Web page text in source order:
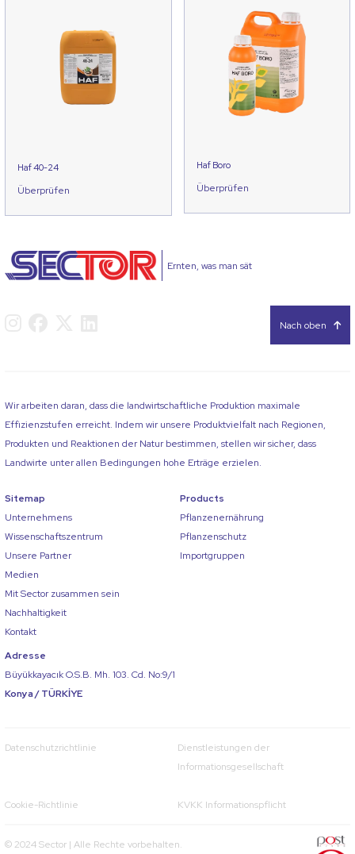
Haf 40-24
Überprüfen
Haf Boro
Überprüfen
Ernten, was man sät
Nach oben
Wir arbeiten daran, dass die landwirtschaftliche Produktion maximale
Effizienzstufen erreicht. Indem wir unsere Produktvielfalt nach Regionen,
Produkten und Reaktionen der Natur bestimmen, stellen wir sicher, dass
Landwirte unter allen Bedingungen hohe Erträge erzielen.
Sitemap
Unternehmens
Wissenschaftszentrum
Unsere Partner
Medien
Mit Sector zusammen sein
Nachhaltigkeit
Kontakt
Products
Pflanzenernährung
Pflanzenschutz
Importgruppen
Adresse
Büyükkayacık O.S.B. Mh. 103. Cd. No:9/1
Konya / TÜRKİYE
Datenschutzrichtlinie
Dienstleistungen der
Informationsgesellschaft
Cookie-Richtlinie KVKK Informationspflicht
© 2024 Sector | Alle Rechte vorbehalten.